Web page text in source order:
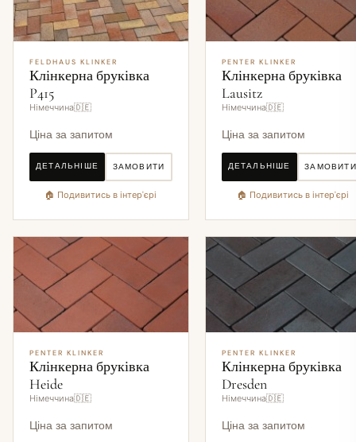
FELDHAUS KLINKER
Клінкерна бруківка
P415
Німеччина🇩🇪
Ціна за запитом
ДЕТАЛЬНІШЕ ЗАМОВИТИ
🏠 Подивитись в інтер'єрі
PENTER KLINKER
Клінкерна бруківка
Lausitz
Німеччина🇩🇪
Ціна за запитом
ДЕТАЛЬНІШЕ ЗАМОВИТИ
🏠 Подивитись в інтер'єрі
PENTER KLINKER
Клінкерна бруківка
Heide
Німеччина🇩🇪
Ціна за запитом
PENTER KLINKER
Клінкерна бруківка
Dresden
Німеччина🇩🇪
Ціна за запитом